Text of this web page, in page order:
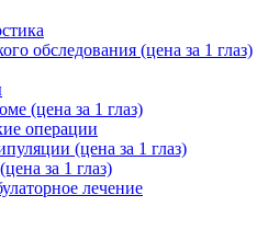
обследования (цена за 1 глаз)
(цена за 1 глаз)
операции
(цена за 1 глаз)
за 1 глаз)
лечение